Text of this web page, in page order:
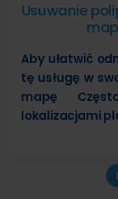
Usuwanie
Aby ułatwić
tę usługę w
mapę
lokalizacjami